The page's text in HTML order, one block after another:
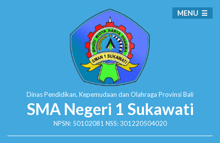
Dinas Pendidikan, Kepemudaan dan Olahraga Provinsi Bali
SMA Negeri 1 Sukawati
NPSN: 50102081 NSS: 301220504020
MENU